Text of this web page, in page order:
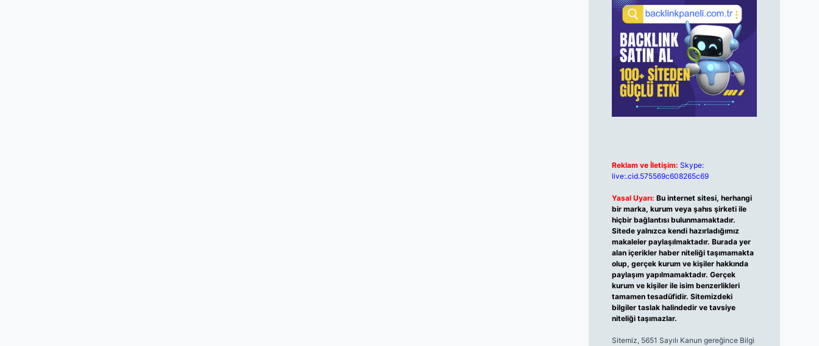
Reklam ve İletişim: Skype:
live:.cid.575569c608265c69
Yasal Uyarı: Bu internet sitesi, herhangi
bir marka, kurum veya şahıs şirketi ile
hiçbir bağlantısı bulunmamaktadır.
Sitede yalnızca kendi hazırladığımız
makaleler paylaşılmaktadır. Burada yer
alan içerikler haber niteliği taşımamakta
olup, gerçek kurum ve kişiler hakkında
paylaşım yapılmamaktadır. Gerçek
kurum ve kişiler ile isim benzerlikleri
tamamen tesadüfidir. Sitemizdeki
bilgiler taslak halindedir ve tavsiye
niteliği taşımazlar.
Sitemiz, 5651 Sayılı Kanun gereğince Bilgi